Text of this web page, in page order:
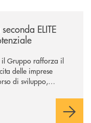
ELITE
il Gruppo rafforza il
delle imprese
di sviluppo,